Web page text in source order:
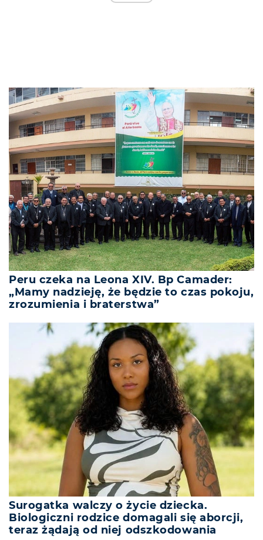
Peru czeka na Leona XIV. Bp Camader:
„Mamy nadzieję, że będzie to czas pokoju,
zrozumienia i braterstwa”
Surogatka walczy o życie dziecka.
Biologiczni rodzice domagali się aborcji,
teraz żądają od niej odszkodowania